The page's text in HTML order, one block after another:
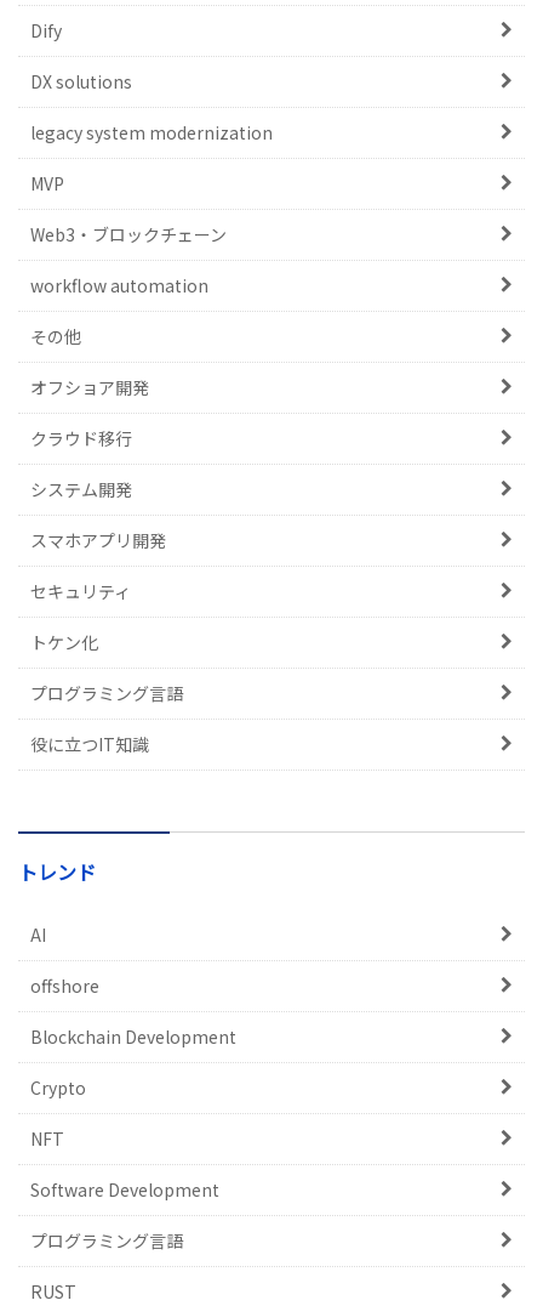
Dify
DX solutions
legacy system modernization
MVP
Web3・ブロックチェーン
workflow automation
その他
オフショア開発
クラウド移行
システム開発
スマホアプリ開発
セキュリティ
トケン化
プログラミング言語
役に立つIT知識
トレンド
AI
offshore
Blockchain Development
Crypto
NFT
Software Development
プログラミング言語
RUST